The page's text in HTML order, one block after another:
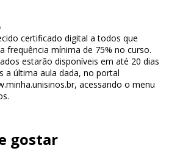
certificado digital a todos que
frequência mínima de 75% no curso.
estarão disponíveis em até 20 dias
a última aula dada, no portal
acessando o menu
gostar